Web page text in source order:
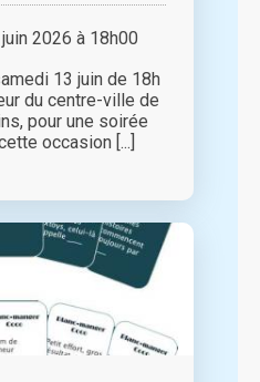
2026 à 18h00
13 juin de 18h
du centre-ville de
pour une soirée
occasion [...]